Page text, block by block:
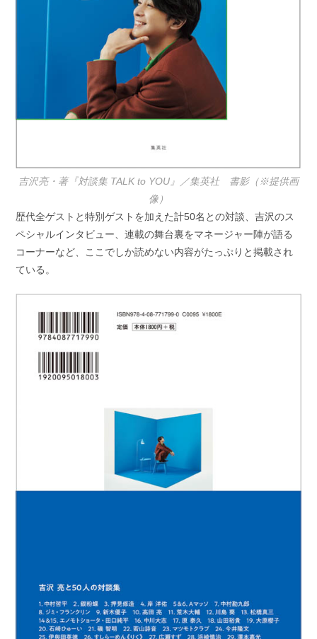
吉沢亮・著『対談集 TALK to YOU』／集英社 書影（※提供画
像）
歴代全ゲストと特別ゲストを加えた計50名との対談、吉沢のス
ペシャルインタビュー、連載の舞台裏をマネージャー陣が語る
コーナーなど、ここでしか読めない内容がたっぷりと掲載され
ている。